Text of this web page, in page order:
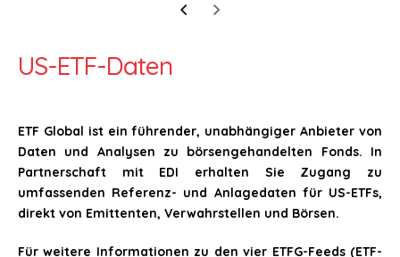
US-ETF-Daten
ETF Global ist ein führender, unabhängiger Anbieter von
Daten und Analysen zu börsengehandelten Fonds. In
Partnerschaft mit EDI erhalten Sie Zugang zu
umfassenden Referenz- und Anlagedaten für US-ETFs,
direkt von Emittenten, Verwahrstellen und Börsen.
Für weitere Informationen zu den vier ETFG-Feeds (ETF-